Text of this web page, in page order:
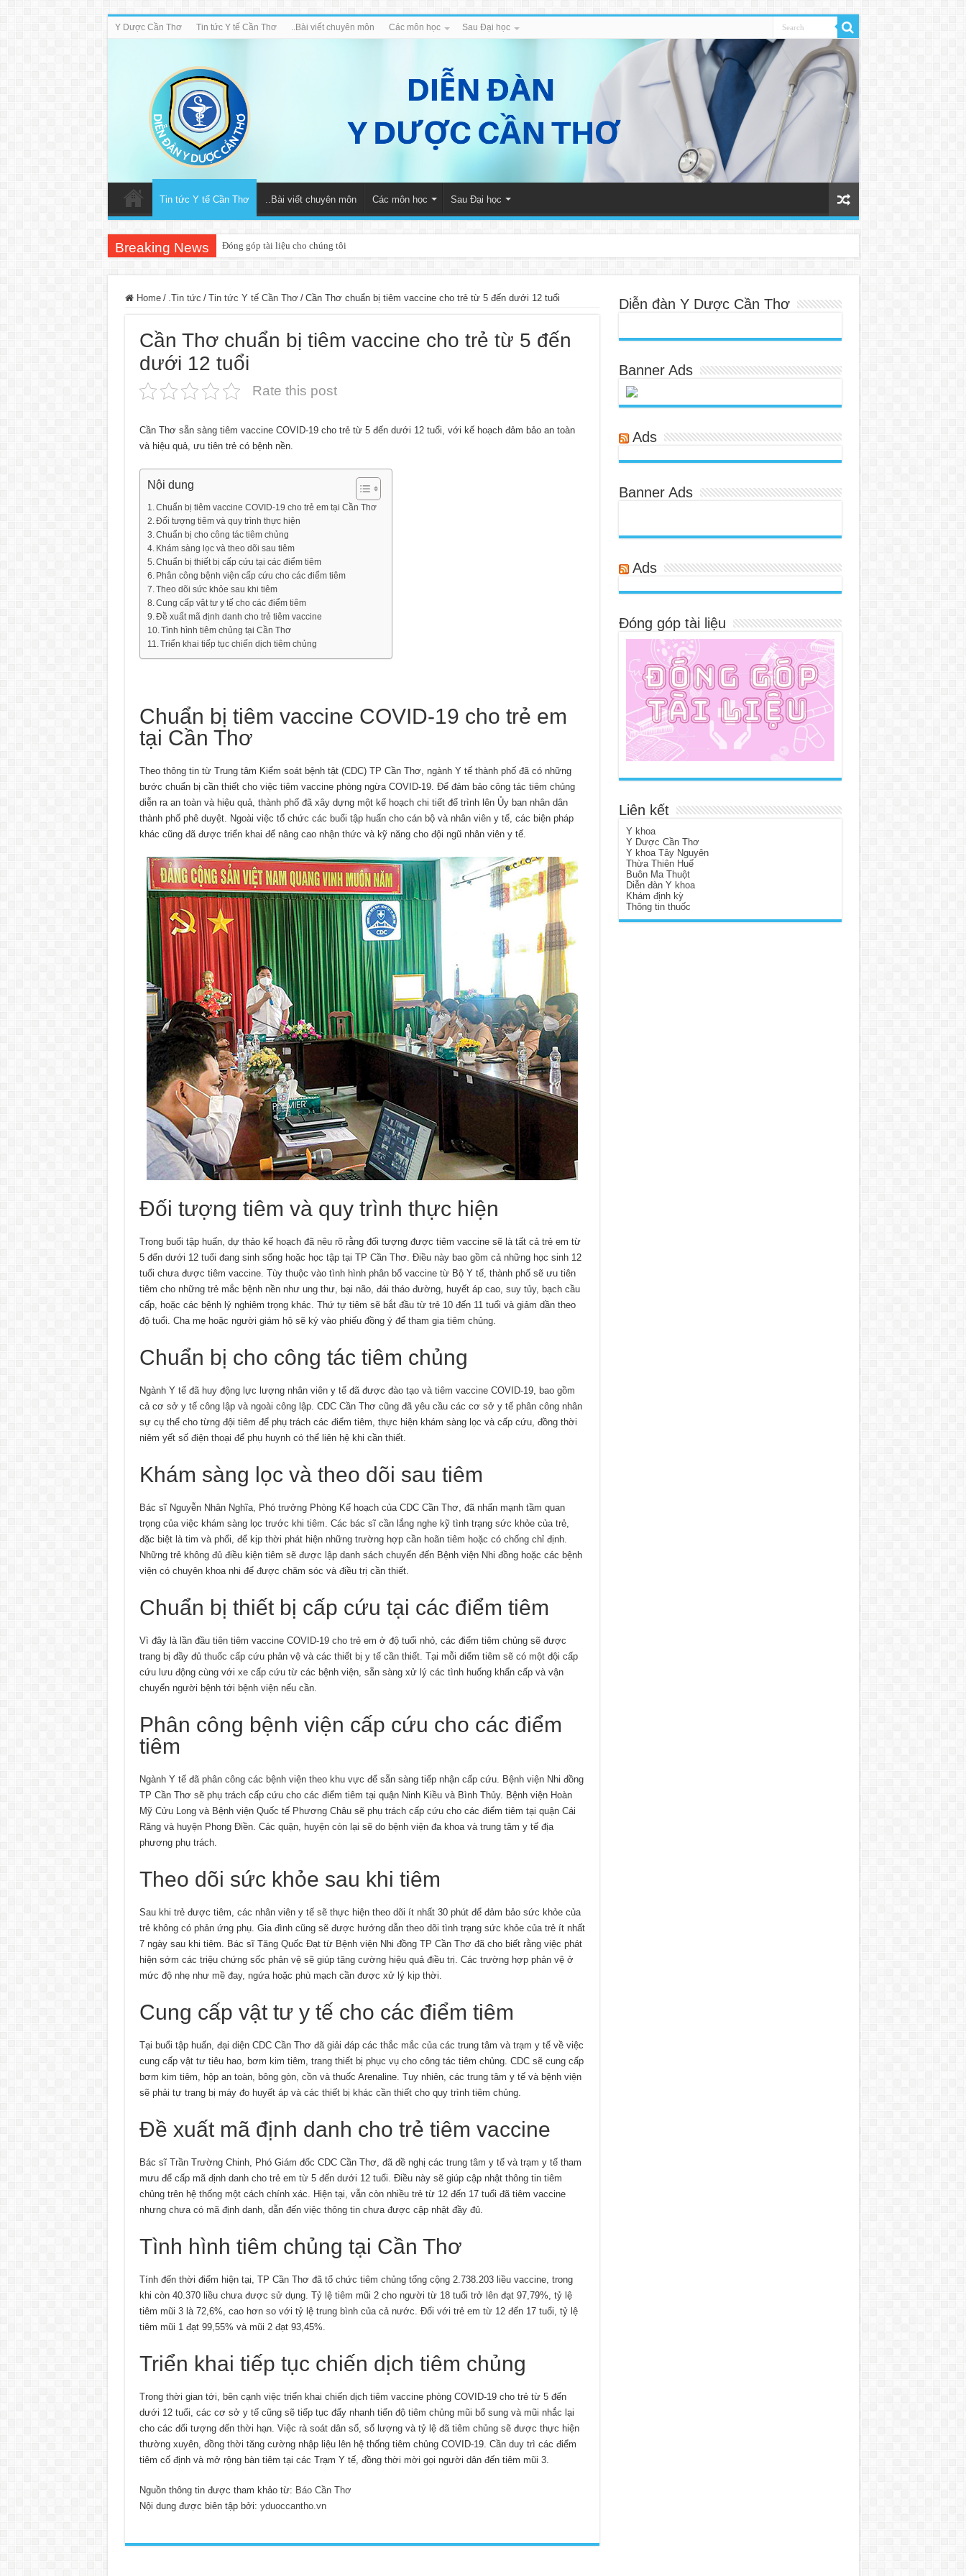
Y Dược Cần Thơ Tin tức Y tế Cần Thơ ..Bài viết chuyên môn Các môn học Sau Đại học
Tin tức Y tế Cần Thơ ..Bài viết chuyên môn Các môn học Sau Đại học
Breaking News Đóng góp tài liệu cho chúng tôi
Home / .Tin tức / Tin tức Y tế Cần Thơ / Cần Thơ chuẩn bị tiêm vaccine cho trẻ từ 5 đến dưới 12 tuổi
Cần Thơ chuẩn bị tiêm vaccine cho trẻ từ 5 đến
dưới 12 tuổi
Rate this post
Cần Thơ sẵn sàng tiêm vaccine COVID-19 cho trẻ từ 5 đến dưới 12 tuổi, với kế hoạch đảm bảo an toàn
và hiệu quả, ưu tiên trẻ có bệnh nền.
Nội dung
Chuẩn bị tiêm vaccine COVID-19 cho trẻ em tại Cần Thơ
Đối tượng tiêm và quy trình thực hiện
Chuẩn bị cho công tác tiêm chủng
Khám sàng lọc và theo dõi sau tiêm
Chuẩn bị thiết bị cấp cứu tại các điểm tiêm
Phân công bệnh viện cấp cứu cho các điểm tiêm
Theo dõi sức khỏe sau khi tiêm
Cung cấp vật tư y tế cho các điểm tiêm
Đề xuất mã định danh cho trẻ tiêm vaccine
Tình hình tiêm chủng tại Cần Thơ
Triển khai tiếp tục chiến dịch tiêm chủng
Chuẩn bị tiêm vaccine COVID-19 cho trẻ em
tại Cần Thơ
Theo thông tin từ Trung tâm Kiểm soát bệnh tật (CDC) TP Cần Thơ, ngành Y tế thành phố đã có những
bước chuẩn bị cần thiết cho việc tiêm vaccine phòng ngừa COVID-19. Để đảm bảo công tác tiêm chủng
diễn ra an toàn và hiệu quả, thành phố đã xây dựng một kế hoạch chi tiết để trình lên Ủy ban nhân dân
thành phố phê duyệt. Ngoài việc tổ chức các buổi tập huấn cho cán bộ và nhân viên y tế, các biện pháp
khác cũng đã được triển khai để nâng cao nhận thức và kỹ năng cho đội ngũ nhân viên y tế.
Đối tượng tiêm và quy trình thực hiện
Trong buổi tập huấn, dự thảo kế hoạch đã nêu rõ rằng đối tượng được tiêm vaccine sẽ là tất cả trẻ em từ
5 đến dưới 12 tuổi đang sinh sống hoặc học tập tại TP Cần Thơ. Điều này bao gồm cả những học sinh 12
tuổi chưa được tiêm vaccine. Tùy thuộc vào tình hình phân bổ vaccine từ Bộ Y tế, thành phố sẽ ưu tiên
tiêm cho những trẻ mắc bệnh nền như ung thư, bại não, đái tháo đường, huyết áp cao, suy tủy, bạch cầu
cấp, hoặc các bệnh lý nghiêm trọng khác. Thứ tự tiêm sẽ bắt đầu từ trẻ 10 đến 11 tuổi và giảm dần theo
độ tuổi. Cha mẹ hoặc người giám hộ sẽ ký vào phiếu đồng ý để tham gia tiêm chủng.
Chuẩn bị cho công tác tiêm chủng
Ngành Y tế đã huy động lực lượng nhân viên y tế đã được đào tạo và tiêm vaccine COVID-19, bao gồm
cả cơ sở y tế công lập và ngoài công lập. CDC Cần Thơ cũng đã yêu cầu các cơ sở y tế phân công nhân
sự cụ thể cho từng đội tiêm để phụ trách các điểm tiêm, thực hiện khám sàng lọc và cấp cứu, đồng thời
niêm yết số điện thoại để phụ huynh có thể liên hệ khi cần thiết.
Khám sàng lọc và theo dõi sau tiêm
Bác sĩ Nguyễn Nhân Nghĩa, Phó trưởng Phòng Kế hoạch của CDC Cần Thơ, đã nhấn mạnh tầm quan
trọng của việc khám sàng lọc trước khi tiêm. Các bác sĩ cần lắng nghe kỹ tình trạng sức khỏe của trẻ,
đặc biệt là tim và phổi, để kịp thời phát hiện những trường hợp cần hoãn tiêm hoặc có chống chỉ định.
Những trẻ không đủ điều kiện tiêm sẽ được lập danh sách chuyển đến Bệnh viện Nhi đồng hoặc các bệnh
viện có chuyên khoa nhi để được chăm sóc và điều trị cần thiết.
Chuẩn bị thiết bị cấp cứu tại các điểm tiêm
Vì đây là lần đầu tiên tiêm vaccine COVID-19 cho trẻ em ở độ tuổi nhỏ, các điểm tiêm chủng sẽ được
trang bị đầy đủ thuốc cấp cứu phản vệ và các thiết bị y tế cần thiết. Tại mỗi điểm tiêm sẽ có một đội cấp
cứu lưu động cùng với xe cấp cứu từ các bệnh viện, sẵn sàng xử lý các tình huống khẩn cấp và vận
chuyển người bệnh tới bệnh viện nếu cần.
Phân công bệnh viện cấp cứu cho các điểm
tiêm
Ngành Y tế đã phân công các bệnh viện theo khu vực để sẵn sàng tiếp nhận cấp cứu. Bệnh viện Nhi đồng
TP Cần Thơ sẽ phụ trách cấp cứu cho các điểm tiêm tại quận Ninh Kiều và Bình Thủy. Bệnh viện Hoàn
Mỹ Cửu Long và Bệnh viện Quốc tế Phương Châu sẽ phụ trách cấp cứu cho các điểm tiêm tại quận Cái
Răng và huyện Phong Điền. Các quận, huyện còn lại sẽ do bệnh viện đa khoa và trung tâm y tế địa
phương phụ trách.
Theo dõi sức khỏe sau khi tiêm
Sau khi trẻ được tiêm, các nhân viên y tế sẽ thực hiện theo dõi ít nhất 30 phút để đảm bảo sức khỏe của
trẻ không có phản ứng phụ. Gia đình cũng sẽ được hướng dẫn theo dõi tình trạng sức khỏe của trẻ ít nhất
7 ngày sau khi tiêm. Bác sĩ Tăng Quốc Đạt từ Bệnh viện Nhi đồng TP Cần Thơ đã cho biết rằng việc phát
hiện sớm các triệu chứng sốc phản vệ sẽ giúp tăng cường hiệu quả điều trị. Các trường hợp phản vệ ở
mức độ nhẹ như mề đay, ngứa hoặc phù mạch cần được xử lý kịp thời.
Cung cấp vật tư y tế cho các điểm tiêm
Tại buổi tập huấn, đại diện CDC Cần Thơ đã giải đáp các thắc mắc của các trung tâm và trạm y tế về việc
cung cấp vật tư tiêu hao, bơm kim tiêm, trang thiết bị phục vụ cho công tác tiêm chủng. CDC sẽ cung cấp
bơm kim tiêm, hộp an toàn, bông gòn, cồn và thuốc Arenaline. Tuy nhiên, các trung tâm y tế và bệnh viện
sẽ phải tự trang bị máy đo huyết áp và các thiết bị khác cần thiết cho quy trình tiêm chủng.
Đề xuất mã định danh cho trẻ tiêm vaccine
Bác sĩ Trần Trường Chinh, Phó Giám đốc CDC Cần Thơ, đã đề nghị các trung tâm y tế và trạm y tế tham
mưu để cấp mã định danh cho trẻ em từ 5 đến dưới 12 tuổi. Điều này sẽ giúp cập nhật thông tin tiêm
chủng trên hệ thống một cách chính xác. Hiện tại, vẫn còn nhiều trẻ từ 12 đến 17 tuổi đã tiêm vaccine
nhưng chưa có mã định danh, dẫn đến việc thông tin chưa được cập nhật đầy đủ.
Tình hình tiêm chủng tại Cần Thơ
Tính đến thời điểm hiện tại, TP Cần Thơ đã tổ chức tiêm chủng tổng cộng 2.738.203 liều vaccine, trong
khi còn 40.370 liều chưa được sử dụng. Tỷ lệ tiêm mũi 2 cho người từ 18 tuổi trở lên đạt 97,79%, tỷ lệ
tiêm mũi 3 là 72,6%, cao hơn so với tỷ lệ trung bình của cả nước. Đối với trẻ em từ 12 đến 17 tuổi, tỷ lệ
tiêm mũi 1 đạt 99,55% và mũi 2 đạt 93,45%.
Triển khai tiếp tục chiến dịch tiêm chủng
Trong thời gian tới, bên cạnh việc triển khai chiến dịch tiêm vaccine phòng COVID-19 cho trẻ từ 5 đến
dưới 12 tuổi, các cơ sở y tế cũng sẽ tiếp tục đẩy nhanh tiến độ tiêm chủng mũi bổ sung và mũi nhắc lại
cho các đối tượng đến thời hạn. Việc rà soát dân số, số lượng và tỷ lệ đã tiêm chủng sẽ được thực hiện
thường xuyên, đồng thời tăng cường nhập liệu lên hệ thống tiêm chủng COVID-19. Cần duy trì các điểm
tiêm cố định và mở rộng bàn tiêm tại các Trạm Y tế, đồng thời mời gọi người dân đến tiêm mũi 3.
Nguồn thông tin được tham khảo từ: Báo Cần Thơ
Nội dung được biên tập bởi: yduoccantho.vn
Diễn đàn Y Dược Cần Thơ
Banner Ads
Ads
Banner Ads
Ads
Đóng góp tài liệu
Liên kết
Y khoa
Y Dược Cần Thơ
Y khoa Tây Nguyên
Thừa Thiên Huế
Buôn Ma Thuột
Diễn đàn Y khoa
Khám định kỳ
Thông tin thuốc